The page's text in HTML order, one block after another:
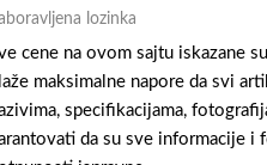
lozinka
cene na ovom sajtu iskazane
maksimalne napore da svi
specifikacijama,
da su sve informacije i